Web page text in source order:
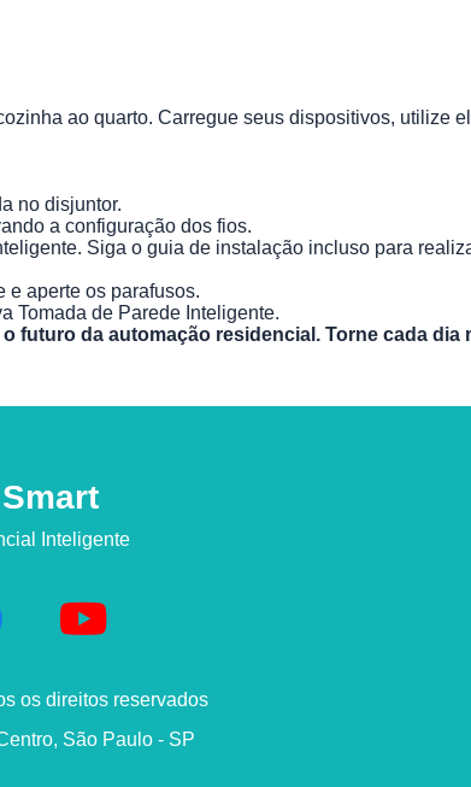
ao quarto. Carregue seus dispositivos, utilize
no disjuntor.
a configuração dos fios.
Siga o guia de instalação incluso para
e aperte os parafusos.
Tomada de Parede Inteligente.
futuro da automação residencial. Torne cada dia
Inteligente
os direitos reservados
São Paulo - SP